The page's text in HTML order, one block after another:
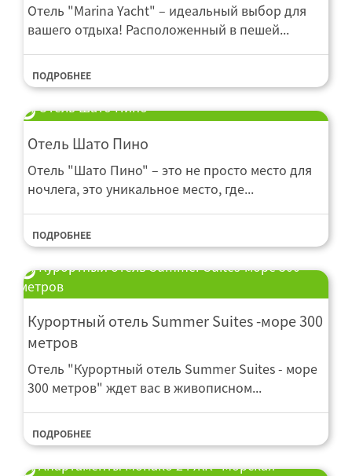
Отель "Marina Yacht" – идеальный выбор для
вашего отдыха! Расположенный в пешей...
ПОДРОБНЕЕ
Отель Шато Пино
Отель Шато Пино
Отель "Шато Пино" – это не просто место для
ночлега, это уникальное место, где...
ПОДРОБНЕЕ
Курортный отель Summer Suites-море 300
метров
Курортный отель Summer Suites -море 300
метров
Отель "Курортный отель Summer Suites - море
300 метров" ждет вас в живописном...
ПОДРОБНЕЕ
Апартаменты Монако 24 ЖК "Морская